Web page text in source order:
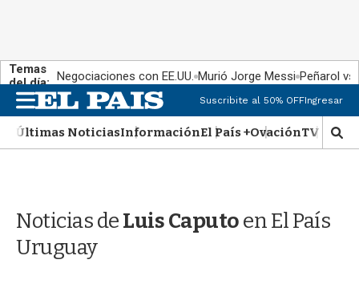
Temas
del día: Negociaciones con EE.UU. Murió Jorge Messi Peñarol
M
e
n
u
Suscribite al 50% OFFIngresar
Últimas NoticiasInformaciónEl País +OvaciónTV Show
M
o
Noticias deLuis Caputoen El País
Uruguay